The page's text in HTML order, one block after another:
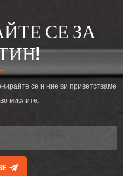
СЕ ЗА
се и ние ви приветстваме
мислите.